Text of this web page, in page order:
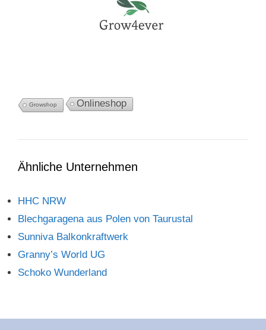
Growshop Onlineshop
Ähnliche Unternehmen
HHC NRW
Blechgaragena aus Polen von Taurustal
Sunniva Balkonkraftwerk
Granny’s World UG
Schoko Wunderland